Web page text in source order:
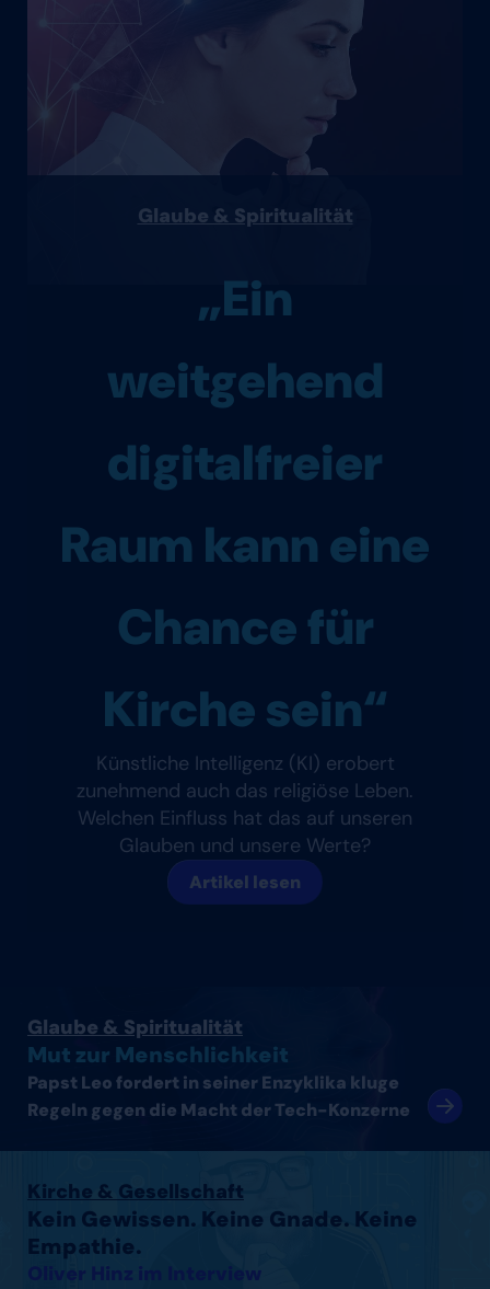
Glaube & Spiritualität
„Ein
weitgehend
digitalfreier
Raum kann eine
Chance für
Kirche sein“
Künstliche Intelligenz (KI) erobert
zunehmend auch das religiöse Leben.
Welchen Einfluss hat das auf unseren
Glauben und unsere Werte?
Artikel lesen
Glaube & Spiritualität
Mut zur Menschlichkeit
Papst Leo fordert in seiner Enzyklika kluge
Regeln gegen die Macht der Tech-Konzerne
Kirche & Gesellschaft
Kein Gewissen. Keine Gnade. Keine
Empathie.
Oliver Hinz im Interview